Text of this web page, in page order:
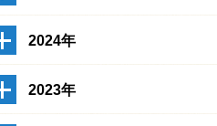
2024年
2023年